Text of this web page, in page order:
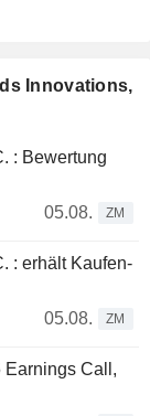
Innovations,
: Bewertung
05.08.
ZM
: erhält Kaufen-
05.08.
ZM
Earnings Call,